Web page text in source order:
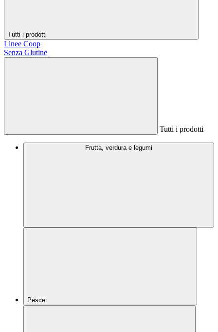
Tutti i prodotti
Linee Coop
Senza Glutine
Tutti i prodotti
Frutta, verdura e legumi
Pesce